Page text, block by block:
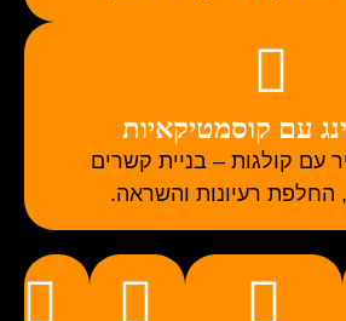
עם קוסמטיקאיות
עם קולגות – בניית קשרים
החלפת רעיונות והשראה.